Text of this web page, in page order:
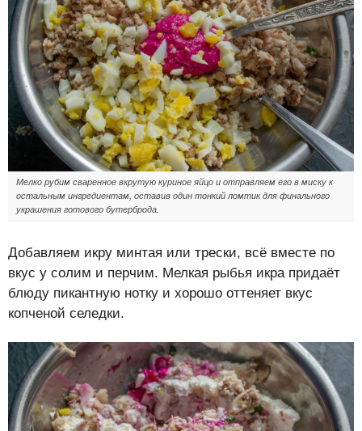
Мелко рубим сваренное вкрутую куриное яйцо и отправляем его в миску к
остальным ингредиентам, оставив один тонкий ломтик для финального
украшения готового бутерброда.
Добавляем икру минтая или трески, всё вместе по
вкус у солим и перчим. Мелкая рыбья икра придаёт
блюду пикантную нотку и хорошо оттеняет вкус
копченой селедки.